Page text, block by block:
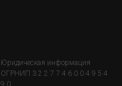
Юридическая информация
ОГРНИП 3 2 2 7 7 4 6 0 0 4 9 5 4
9 0